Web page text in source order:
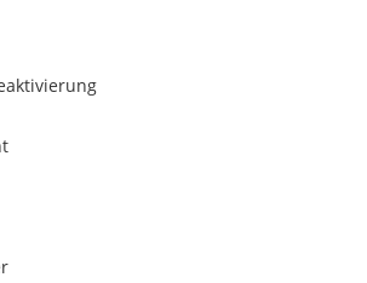
Druck und Satzfehler sowie
Line Hochglanz
Line Hochglanz (erweiterter